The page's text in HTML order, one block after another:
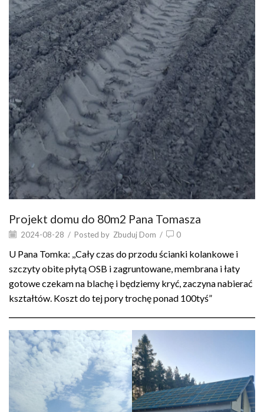
Projekt domu do 80m2 Pana Tomasza
2024-08-28 / Posted by Zbuduj Dom / 0
U Pana Tomka: ,,Cały czas do przodu ścianki kolankowe i
szczyty obite płytą OSB i zagruntowane, membrana i łaty
gotowe czekam na blachę i będziemy kryć, zaczyna nabierać
kształtów. Koszt do tej pory trochę ponad 100tyś”